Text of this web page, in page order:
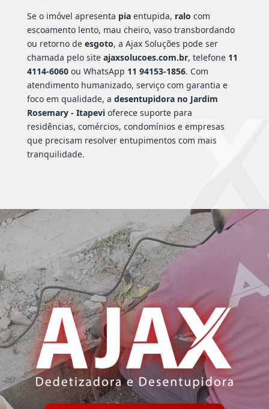
Se o imóvel apresenta piaentupida, ralo com
escoamento lento, mau cheiro, vaso transbordando
ou retorno de esgoto, a Ajax Soluções pode ser
chamada pelo site ajaxsolucoes.com.br, telefone 11
4114-6060ou WhatsApp 11 94153-1856. Com
atendimento humanizado, serviço com garantia e
foco em qualidade, a desentupidora no Jardim
Rosemary - Itapevioferece suporte para
residências, comércios, condomínios e empresas
que precisam resolver entupimentos com mais
tranquilidade.